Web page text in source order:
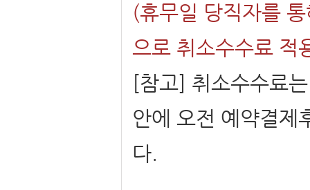
(휴무일 당직자를
으로 취소수수료 적
[참고] 취소수수료
안에 오전 예약결제
다.